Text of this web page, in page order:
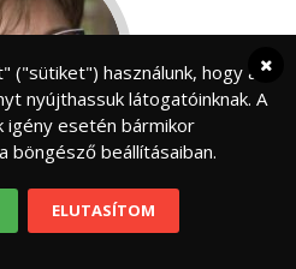
ORSOLYA
("sütiket") használunk, hogy a
nyújthassuk látogatóinknak. A
igény esetén bármikor
böngésző beállításaiban.
ELUTASÍTOM